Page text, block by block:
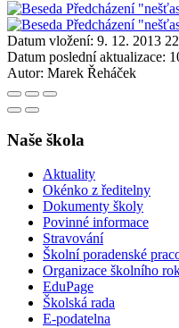
Datum vložení: 9. 12. 2013
Datum poslední aktualizace:
Autor: Marek Řeháček
Naše škola
Aktuality
Okénko z ředitelny
Dokumenty školy
Povinné informace
Stravování
Školní poradenské
Organizace školního
EduPage
Školská rada
E-podatelna